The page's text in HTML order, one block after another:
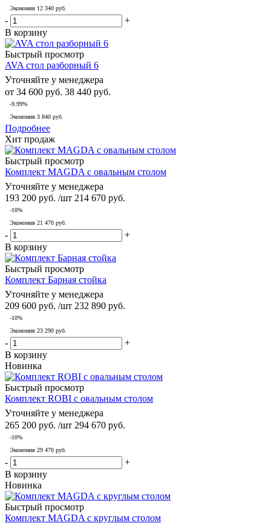
Экономия 12 340 руб.
-
+
В корзину
Быстрый просмотр
AVA стол разборный 6
Уточняйте у менеджера
от 34 600 руб. 38 440 руб.
-9.99%
Экономия 3 840 руб.
Подробнее
Хит продаж
Быстрый просмотр
Комплект MAGDA с овальным столом
Уточняйте у менеджера
193 200 руб. /шт 214 670 руб.
-10%
Экономия 21 470 руб.
-
+
В корзину
Быстрый просмотр
Комплект Барная стойка
Уточняйте у менеджера
209 600 руб. /шт 232 890 руб.
-10%
Экономия 23 290 руб.
-
+
В корзину
Новинка
Быстрый просмотр
Комплект ROBI с овальным столом
Уточняйте у менеджера
265 200 руб. /шт 294 670 руб.
-10%
Экономия 29 470 руб.
-
+
В корзину
Новинка
Быстрый просмотр
Комплект MAGDA с круглым столом